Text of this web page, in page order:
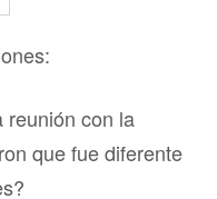
reunión con la
que fue diferente